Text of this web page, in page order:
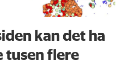
kan det ha
tusen flere